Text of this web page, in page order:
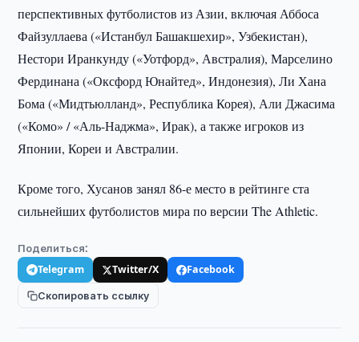
перспективных футболистов из Азии, включая Аббоса
Файзуллаева («Истанбул Башакшехир», Узбекистан),
Нестори Иранкунду («Уотфорд», Австралия), Марселино
Фердинана («Оксфорд Юнайтед», Индонезия), Ли Хана
Бома («Мидтьюлланд», Республика Корея), Али Джасима
(«Комо» / «Аль-Наджма», Ирак), а также игроков из
Японии, Кореи и Австралии.
Кроме того, Хусанов занял 86-е место в рейтинге ста
сильнейших футболистов мира по версии The Athletic.
Поделиться:
Telegram Twitter/X
Facebook
Скопировать ссылку